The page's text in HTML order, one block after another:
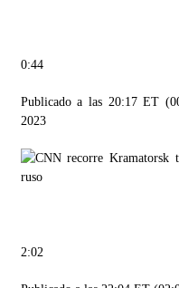
0:44
Publicado a las 20:17 ET
2023
2:02